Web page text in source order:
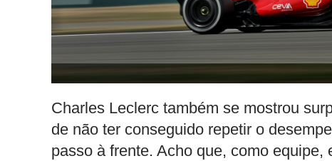
Charles Leclerc também se mostrou
de não ter conseguido repetir o
passo à frente. Acho que, como